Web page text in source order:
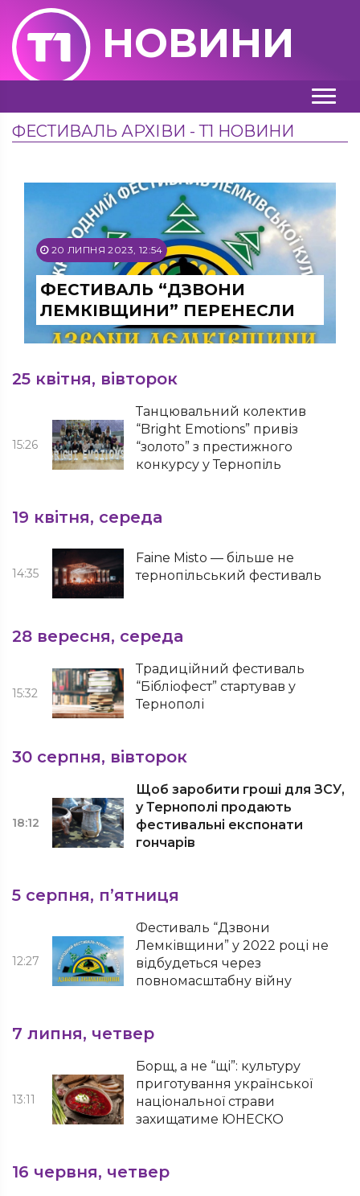
НОВИНИ
ФЕСТИВАЛЬ АРХІВИ - Т1 НОВИНИ
20 ЛИПНЯ 2023, 12:54
ФЕСТИВАЛЬ “ДЗВОНИ
ЛЕМКІВЩИНИ” ПЕРЕНЕСЛИ
25 квітня, вівторок
15:26
Танцювальний колектив
“Bright Emotions” привіз
“золото” з престижного
конкурсу у Тернопіль
19 квітня, середа
14:35
Faine Misto — більше не
тернопільський фестиваль
28 вересня, середа
15:32
Традиційний фестиваль
“Бібліофест” стартував у
Тернополі
30 серпня, вівторок
18:12
Щоб заробити гроші для ЗСУ,
у Тернополі продають
фестивальні експонати
гончарів
5 серпня, п’ятниця
12:27
Фестиваль “Дзвони
Лемківщини” у 2022 році не
відбудеться через
повномасштабну війну
7 липня, четвер
13:11
Борщ, а не “щі”: культуру
приготування української
національної страви
захищатиме ЮНЕСКО
16 червня, четвер